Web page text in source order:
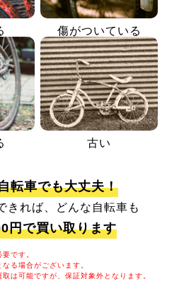
傷がついている
古い
転車でも大丈夫！
きれば、どんな自転車も
円で買い取ります
です。
る場合がございます。
は可能ですが、保証対象外となります。